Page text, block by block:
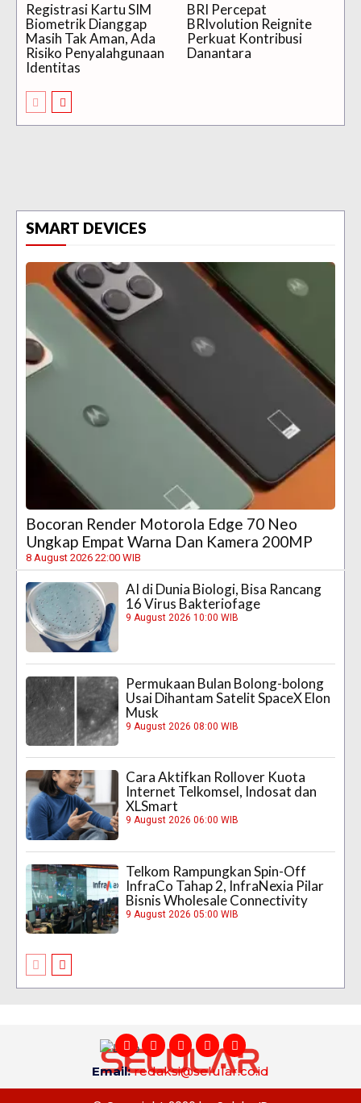
Registrasi Kartu SIM
Biometrik Dianggap
Masih Tak Aman, Ada
Risiko Penyalahgunaan
Identitas
BRI Percepat
BRIvolution Reignite
Perkuat Kontribusi
Danantara
SMART DEVICES
Bocoran Render Motorola Edge 70 Neo
Ungkap Empat Warna Dan Kamera 200MP
8 August 2026 22:00 WIB
AI di Dunia Biologi, Bisa Rancang
16 Virus Bakteriofage
9 August 2026 10:00 WIB
Permukaan Bulan Bolong-bolong
Usai Dihantam Satelit SpaceX Elon
Musk
9 August 2026 08:00 WIB
Cara Aktifkan Rollover Kuota
Internet Telkomsel, Indosat dan
XLSmart
9 August 2026 06:00 WIB
Telkom Rampungkan Spin-Off
InfraCo Tahap 2, InfraNexia Pilar
Bisnis Wholesale Connectivity
9 August 2026 05:00 WIB
Email:redaksi@selular.co.id